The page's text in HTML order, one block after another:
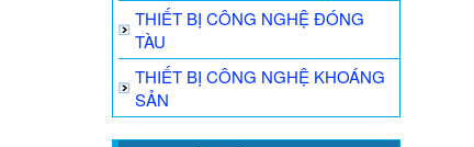
THIẾT BỊ CÔNG NGHỆ ĐÓNG
TÀU
THIẾT BỊ CÔNG NGHỆ KHOÁNG
SẢN